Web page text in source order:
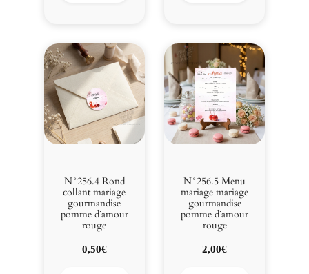
N°256.4 Rond
collant mariage
gourmandise
pomme d’amour
rouge
0,50€
N°256.5 Menu
mariage mariage
gourmandise
pomme d’amour
rouge
2,00€